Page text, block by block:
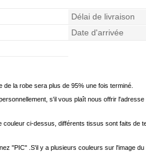
Délai de livraison
Date d'arrivée
la robe sera plus de 95% une fois terminé.
s'il vous plaît nous offrir
ci-dessus, différents tissus sont faits de
"PIC" .S'il y a plusieurs couleurs sur l'image